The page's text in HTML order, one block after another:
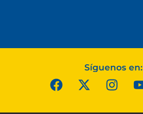
Síguenos en: